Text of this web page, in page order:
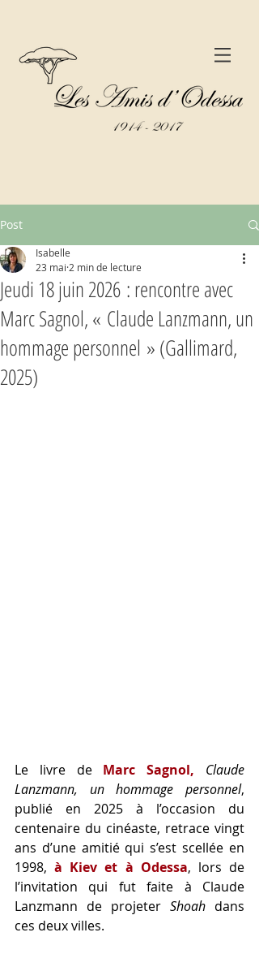
Post
Jeudi 18 juin 2026 : rencontre avec
Marc Sagnol, « Claude Lanzmann, un
hommage personnel » (Gallimard,
2025)
Isabelle
23 mai 2 min de lecture
Le livre de Marc Sagnol,
Claude
Lanzmann, un hommage personnel,
publié en 2025 à l’occasion du
centenaire du cinéaste, retrace vingt
ans d’une amitié qui s’est scellée en
1998, à Kiev et à Odessa, lors de
l’invitation qui fut faite à Claude
Lanzmann de projeter Shoah dans
ces deux villes.